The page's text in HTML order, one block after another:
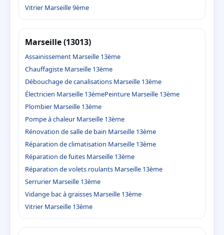
Vitrier Marseille 9ème
Marseille (13013)
Assainissement Marseille 13ème
Chauffagiste Marseille 13ème
Débouchage de canalisations Marseille 13ème
Électricien Marseille 13èmePeinture Marseille 13ème
Plombier Marseille 13ème
Pompe à chaleur Marseille 13ème
Rénovation de salle de bain Marseille 13ème
Réparation de climatisation Marseille 13ème
Réparation de fuites Marseille 13ème
Réparation de volets roulants Marseille 13ème
Serrurier Marseille 13ème
Vidange bac à graisses Marseille 13ème
Vitrier Marseille 13ème